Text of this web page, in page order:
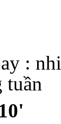
:
tuần